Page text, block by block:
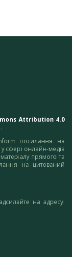
Attribution 4.0
посилання на
у сфері онлайн-медіа
прямого та
на цитований
на адресу: